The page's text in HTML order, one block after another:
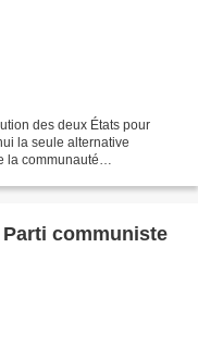
des deux États pour
la seule alternative
la communauté
communiste